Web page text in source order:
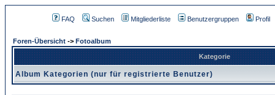
FAQ Suchen Mitgliederliste Benutzergruppen Profil
Foren-Übersicht -> Fotoalbum
Kategorie
Album Kategorien (nur für registrierte Benutzer)